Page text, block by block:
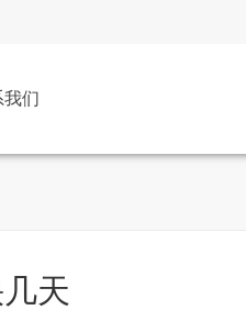
我们
天